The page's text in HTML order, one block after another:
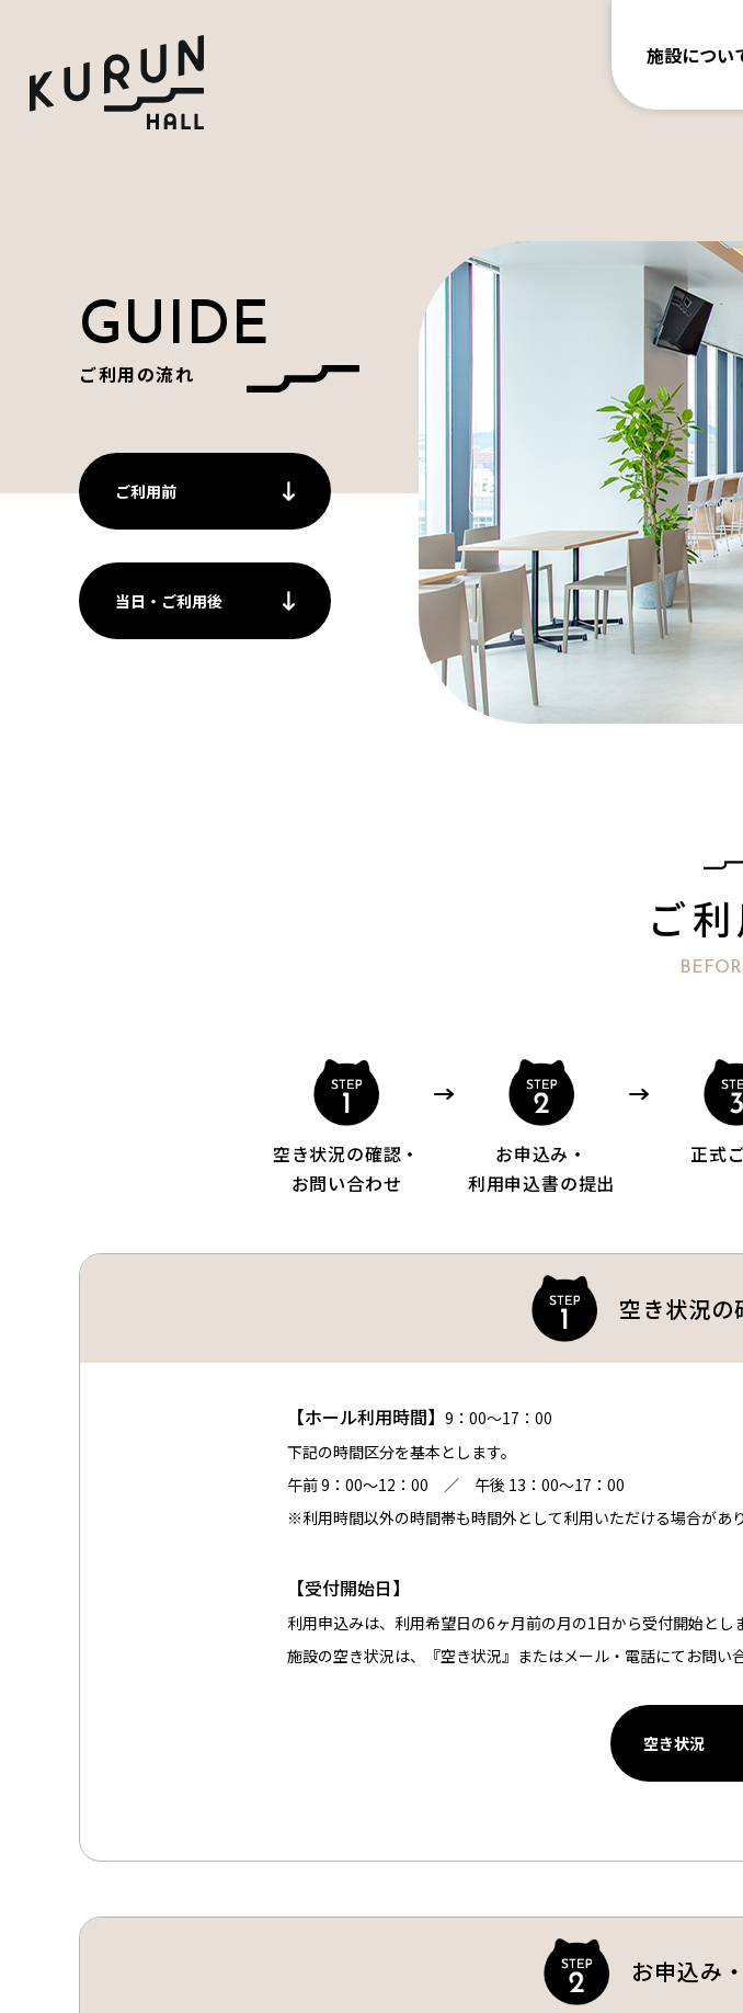
施設につい
GUIDE
ご利用の流れ
ご利用前
当日・ご利用後
ご利
空き状況の確認・
お問い合わせ
お申込み・
利用申込書の提出
正式
空き状況の
【ホール利用時間】 9：00～17：00
下記の時間区分を基本とします。
午前 9：00～12：00 ／ 午後 13：00～17：00
※利用時間以外の時間帯も時間外として利用いただける場合があ
【受付開始日】
利用申込みは、利用希望日の6ヶ月前の月の1日から受付開始とし
施設の空き状況は、『空き状況』またはメール・電話にてお問い
空き状況
お申込み